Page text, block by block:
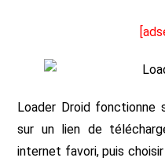
Loader Droid fonctionne
sur un lien de
internet favori, puis